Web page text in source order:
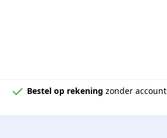
Bestel op rekening zonder account